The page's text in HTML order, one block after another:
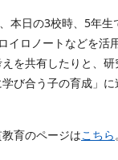
本日の3校時、5年生
イロノートなどを活
を共有したりと、
び合う子の育成」
育のページはこちら。